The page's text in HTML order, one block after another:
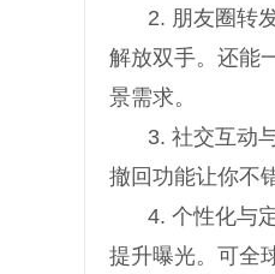
2. 朋友圈转
解放双手。还能
景需求。
3. 社交互动
撤回功能让你不
4. 个性化与
提升曝光。可全